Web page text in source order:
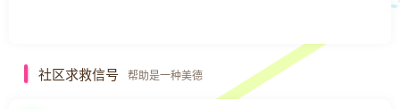
社区求救信号 帮助是一种美德